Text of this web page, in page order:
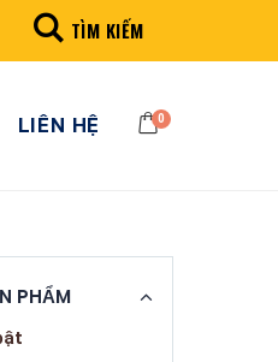
TÌM KIẾM
LIÊN HỆ 0
PHẨM